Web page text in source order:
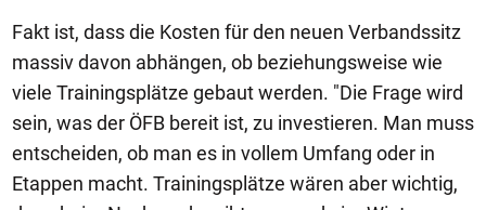
Fakt ist, dass die Kosten für den neuen Verbandssitz
massiv davon abhängen, ob beziehungsweise wie
viele Trainingsplätze gebaut werden. "Die Frage wird
sein, was der ÖFB bereit ist, zu investieren. Man muss
entscheiden, ob man es in vollem Umfang oder in
Etappen macht. Trainingsplätze wären aber wichtig,